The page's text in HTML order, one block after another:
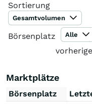
Sortierung
Gesamtvolumen
Börsenplatz Alle
Marktplätze
Börsenplatz